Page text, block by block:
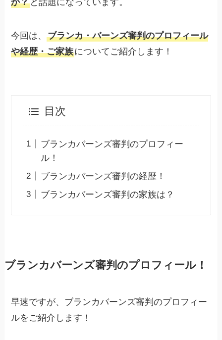
か？ と話題になっています。
今回は、ブランカ・バーンズ審判のプロフィール
や経歴・ご家族についてご紹介します！
目次
ブランカバーンズ審判のプロフィー
ル！
ブランカバーンズ審判の経歴！
ブランカバーンズ審判の家族は？
ブランカバーンズ審判のプロフィール！
早速ですが、ブランカバーンズ審判のプロフィー
ルをご紹介します！